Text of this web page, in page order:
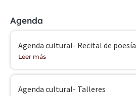
Agenda
Agenda cultural- Recital de poesía
Leer más
Agenda cultural- Talleres